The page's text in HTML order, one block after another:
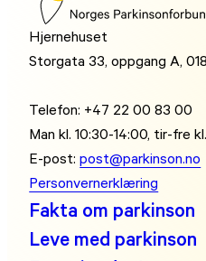
Hjernehuset
Storgata 33, oppgang A,
Telefon: +47 22 00 83 00
Man kl. 10:30-14:00, tir-fre
E-post:post@parkinson.no
Personvernerklæring
Fakta om parkinson
Leve med parkinson